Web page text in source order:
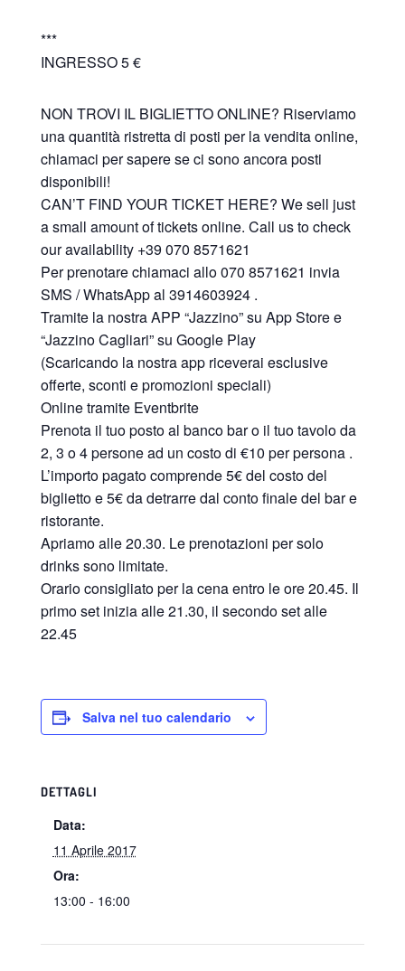
***
INGRESSO 5 €
NON TROVI IL BIGLIETTO ONLINE? Riserviamo
una quantità ristretta di posti per la vendita online,
chiamaci per sapere se ci sono ancora posti
disponibili!
CAN’T FIND YOUR TICKET HERE? We sell just
a small amount of tickets online. Call us to check
our availability +39 070 8571621
Per prenotare chiamaci allo 070 8571621 invia
SMS / WhatsApp al 3914603924 .
Tramite la nostra APP “Jazzino” su App Store e
“Jazzino Cagliari” su Google Play
(Scaricando la nostra app riceverai esclusive
offerte, sconti e promozioni speciali)
Online tramite Eventbrite
Prenota il tuo posto al banco bar o il tuo tavolo da
2, 3 o 4 persone ad un costo di €10 per persona .
L’importo pagato comprende 5€ del costo del
biglietto e 5€ da detrarre dal conto finale del bar e
ristorante.
Apriamo alle 20.30. Le prenotazioni per solo
drinks sono limitate.
Orario consigliato per la cena entro le ore 20.45. Il
primo set inizia alle 21.30, il secondo set alle
22.45
Salva nel tuo calendario
DETTAGLI
Data:
11 Aprile 2017
Ora:
13:00 - 16:00